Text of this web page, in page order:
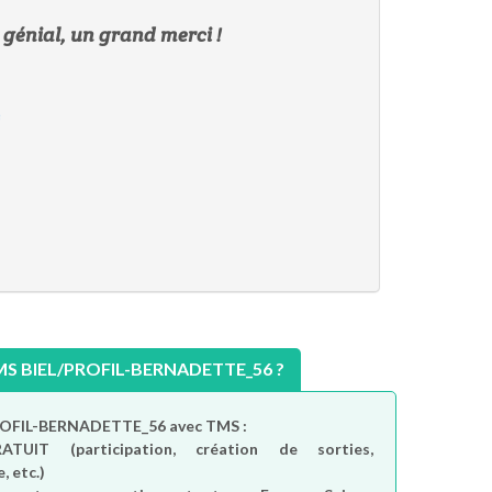
un grand merci !
BIEL/PROFIL-BERNADETTE_56 ?
BERNADETTE_56 avec TMS :
(participation, création de sorties,
etc.)